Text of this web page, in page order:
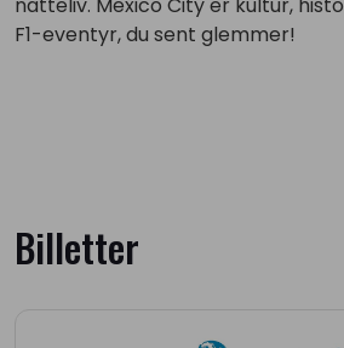
F1-eventyr, du sent glemmer!
Billetter